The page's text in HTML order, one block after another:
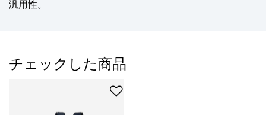
汎用性。
チェックした商品